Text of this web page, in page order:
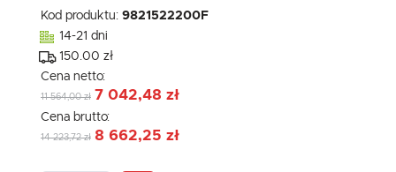
Kod produktu: 9821522200F
14-21 dni
150.00 zł
Cena netto:
11 564,00 zł 7 042,48 zł
Cena brutto:
14 223,72 zł 8 662,25 zł